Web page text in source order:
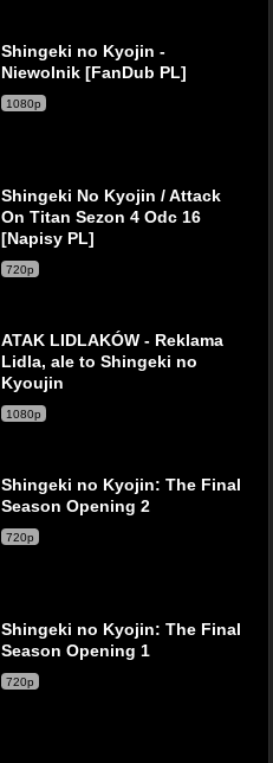
Shingeki no Kyojin -
Niewolnik [FanDub PL]
1080p
Shingeki No Kyojin / Attack
On Titan Sezon 4 Odc 16
[Napisy PL]
720p
ATAK LIDLAKÓW - Reklama
Lidla, ale to Shingeki no
Kyoujin
1080p
Shingeki no Kyojin: The Final
Season Opening 2
720p
Shingeki no Kyojin: The Final
Season Opening 1
720p